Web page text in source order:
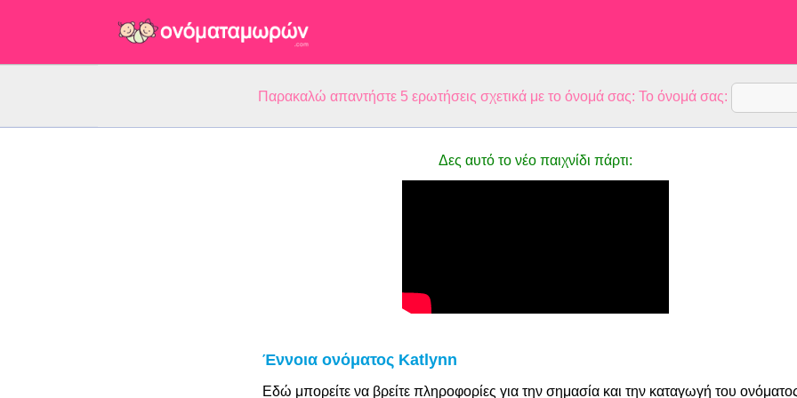
Παρακαλώ απαντήστε 5 ερωτήσεις σχετικά με το όνομά σας: Το όνομά σας:
Δες αυτό το νέο παιχνίδι πάρτι:
Έννοια ονόματος Katlynn
Εδώ μπορείτε να βρείτε πληροφορίες για την σημασία και την καταγωγή του